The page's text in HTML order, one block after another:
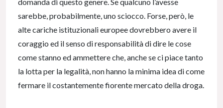
domanda di questo genere. Se qualcuno l’avesse
sarebbe, probabilmente, uno sciocco. Forse, però, le
alte cariche istituzionali europee dovrebbero avere il
coraggio ed il senso di responsabilità di dire le cose
come stanno ed ammettere che, anche se ci piace tanto
la lotta per la legalità, non hanno la minima idea di come
fermare il costantemente fiorente mercato della droga.